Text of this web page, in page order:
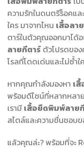
ความรักในดนตรีร็อคแ
ใคร มาจากไหน เสื้อลา
ตาร์ในตัวคุณออกมาได้
ลายกีตาร์ ตัวโปรดขอ
โรลที่โดดเด่นและไม่ซ้ำใ
หากคุณกำลังมองหา เ
พร้อมดีไซน์ที่หลากหลา
เรามี เสื้อยืดพิมพ์ลาย
สไตล์และความชื่นชอบ
แล้วคุณล่ะ? พร้อมที่จะ